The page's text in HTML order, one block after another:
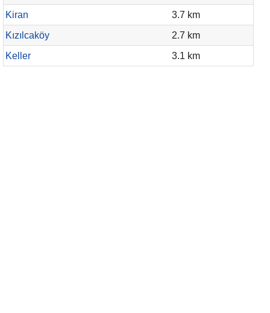
Kiran
3.7 km
Kızılcaköy
2.7 km
Keller
3.1 km